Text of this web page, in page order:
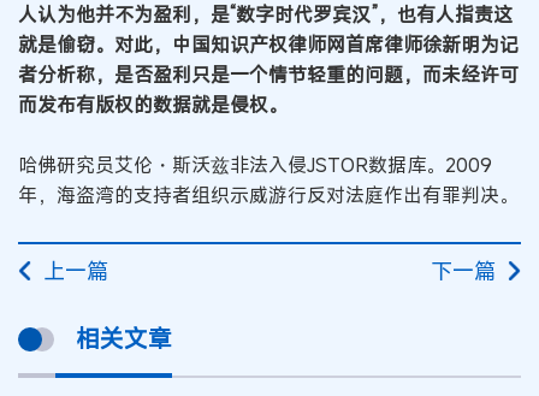
人认为他并不为盈利，是“数字时代罗宾汉”，也有人指责这
就是偷窃。对此，中国知识产权律师网首席律师徐新明为记
者分析称，是否盈利只是一个情节轻重的问题，而未经许可
而发布有版权的数据就是侵权。
哈佛研究员艾伦・斯沃兹非法入侵JSTOR数据库。2009
年，海盗湾的支持者组织示威游行反对法庭作出有罪判决。
上一篇 下一篇
相关文章